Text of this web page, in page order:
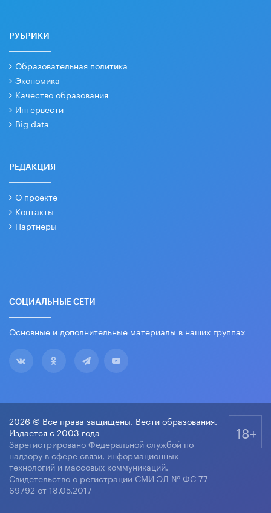
РУБРИКИ
Образовательная политика
Экономика
Качество образования
Интервести
Big data
РЕДАКЦИЯ
О проекте
Контакты
Партнеры
СОЦИАЛЬНЫЕ СЕТИ
Основные и дополнительные материалы в наших группах
2026 © Все права защищены. Вести образования.
Издается с 2003 года
Зарегистрировано Федеральной службой по
надзору в сфере связи, информационных
технологий и массовых коммуникаций.
Свидетельство о регистрации СМИ ЭЛ № ФС 77-
69792 от 18.05.2017
18+